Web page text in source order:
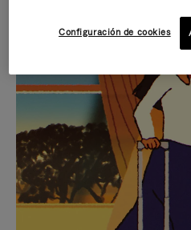
VÍDEO
NO
ESTÁ
PAUSADO,
PULSE
PARA
PAUSARLO.
SONIDO
DEL
VÍDEO
ESTÁ
PULSE
PARA
IDAS DE REGALO
Encuentre su
viaje
Configuración de cookies